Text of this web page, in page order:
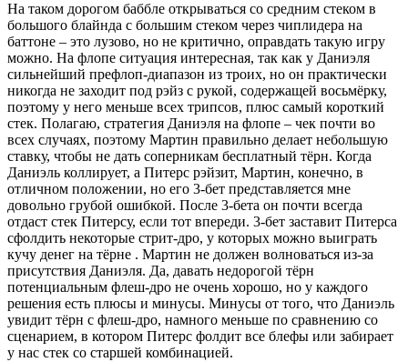
На таком дорогом баббле открываться со средним стеком в
большого блайнда с большим стеком через чиплидера на
баттоне – это лузово, но не критично, оправдать такую игру
можно. На флопе ситуация интересная, так как у Даниэля
сильнейший префлоп-диапазон из троих, но он практически
никогда не заходит под рэйз с рукой, содержащей восьмёрку,
поэтому у него меньше всех трипсов, плюс самый короткий
стек. Полагаю, стратегия Даниэля на флопе – чек почти во
всех случаях, поэтому Мартин правильно делает небольшую
ставку, чтобы не дать соперникам бесплатный тёрн. Когда
Даниэль коллирует, а Питерс рэйзит, Мартин, конечно, в
отличном положении, но его 3-бет представляется мне
довольно грубой ошибкой. После 3-бета он почти всегда
отдаст стек Питерсу, если тот впереди. 3-бет заставит Питерса
сфолдить некоторые стрит-дро, у которых можно выиграть
кучу денег на тёрне . Мартин не должен волноваться из-за
присутствия Даниэля. Да, давать недорогой тёрн
потенциальным флеш-дро не очень хорошо, но у каждого
решения есть плюсы и минусы. Минусы от того, что Даниэль
увидит тёрн с флеш-дро, намного меньше по сравнению со
сценарием, в котором Питерс фолдит все блефы или забирает
у нас стек со старшей комбинацией.